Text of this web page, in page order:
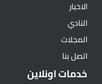
الاخبار
النادي
المجلات
اتصل بنا
خدمات اونلاين